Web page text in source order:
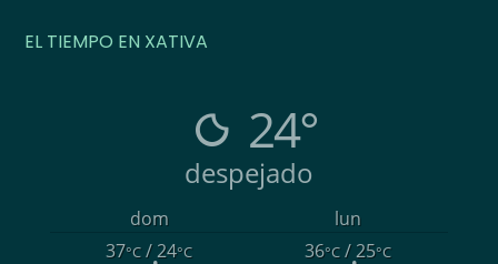
EL TIEMPO EN XATIVA
24°
despejado
dom
lun
37°C / 24°C 36°C / 25°C